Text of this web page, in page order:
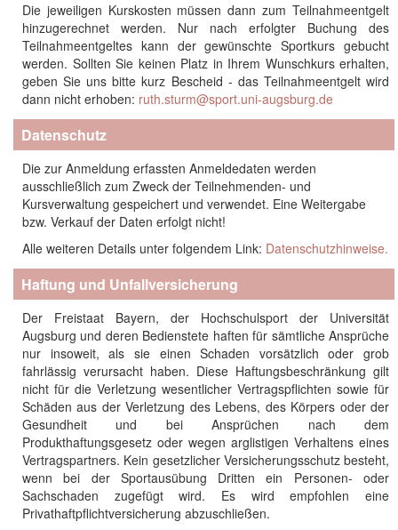
Die jeweiligen Kurskosten müssen dann zum Teilnahmeentgelt
hinzugerechnet werden. Nur nach erfolgter Buchung des
Teilnahmeentgeltes kann der gewünschte Sportkurs gebucht
werden. Sollten Sie keinen Platz in Ihrem Wunschkurs erhalten,
geben Sie uns bitte kurz Bescheid - das Teilnahmeentgelt wird
dann nicht erhoben: ruth.sturm@sport.uni-augsburg.de
Datenschutz
Die zur Anmeldung erfassten Anmeldedaten werden
ausschließlich zum Zweck der Teilnehmenden- und
Kursverwaltung gespeichert und verwendet. Eine Weitergabe
bzw. Verkauf der Daten erfolgt nicht!
Alle weiteren Details unter folgendem Link: Datenschutzhinweise.
Haftung und Unfallversicherung
Der Freistaat Bayern, der Hochschulsport der Universität
Augsburg und deren Bedienstete haften für sämtliche Ansprüche
nur insoweit, als sie einen Schaden vorsätzlich oder grob
fahrlässig verursacht haben. Diese Haftungsbeschränkung gilt
nicht für die Verletzung wesentlicher Vertragspflichten sowie für
Schäden aus der Verletzung des Lebens, des Körpers oder der
Gesundheit und bei Ansprüchen nach dem
Produkthaftungsgesetz oder wegen arglistigen Verhaltens eines
Vertragspartners. Kein gesetzlicher Versicherungsschutz besteht,
wenn bei der Sportausübung Dritten ein Personen- oder
Sachschaden zugefügt wird. Es wird empfohlen eine
Privathaftpflichtversicherung abzuschließen.